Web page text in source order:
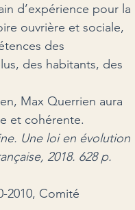
d’expérience pour la
ouvrière et sociale,
des
des habitants, des
Max Querrien aura
et cohérente.
Une loi en évolution
2018. 628 p.
2010, Comité